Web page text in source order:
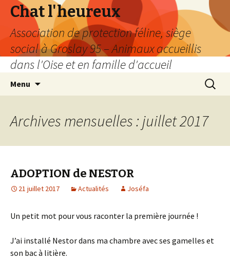
Chat l'heureux
Association de protection féline, siège
social à Groslay 95 – Animaux accueillis
dans l'Oise et en famille d'accueil
Menu
Archives mensuelles : juillet 2017
ADOPTION de NESTOR
21 juillet 2017 Actualités Joséfa
Un petit mot pour vous raconter la première journée !
J’ai installé Nestor dans ma chambre avec ses gamelles et
son bac à litière.